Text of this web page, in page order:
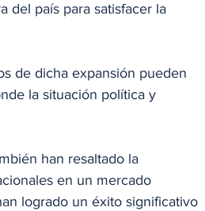
del país para satisfacer la
de dicha expansión pueden
la situación política y
han resaltado la
en un mercado
logrado un éxito significativo